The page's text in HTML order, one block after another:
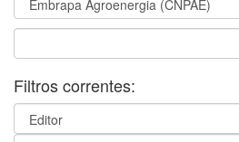
Filtros correntes: